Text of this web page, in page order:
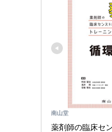
南山堂
薬剤師の臨床セ